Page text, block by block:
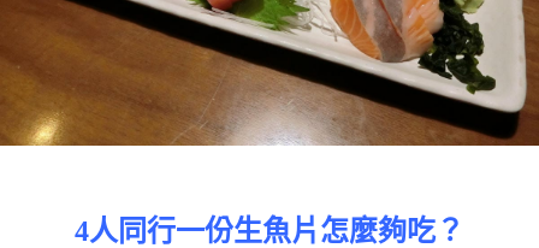
4人同行一份生魚片怎麼夠吃？